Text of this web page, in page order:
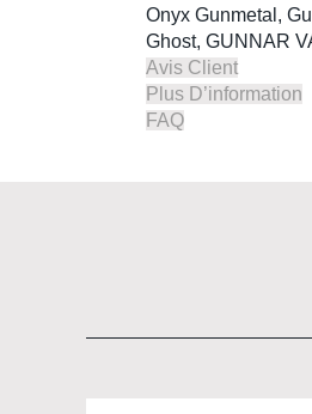
Onyx Gunmetal,
Ghost, GUNNAR
Avis Client
Plus D’information
FAQ